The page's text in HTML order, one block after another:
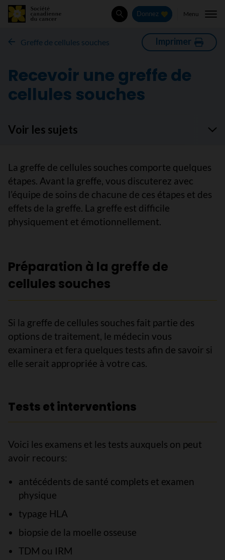
Rechercher
Donnez Menu
Greffe de cellules souches Imprimer
Recevoir une greffe de
cellules souches
Voir les sujets
La greffe de cellules souches comporte quelques
étapes. Avant la greffe, vous discuterez avec
l’équipe de soins de chacune de ces étapes et des
effets de la greffe. La greffe est difficile
physiquement et émotionnellement.
Préparation à la greffe de
cellules souches
Si la greffe de cellules souches fait partie des
options de traitement, le médecin vous
examinera et fera quelques tests afin de savoir si
elle serait appropriée à votre cas.
Tests et interventions
Voici les examens et les tests auxquels on peut
avoir recours:
antécédents de santé complets et examen
physique
typage HLA
biopsie de la moelle osseuse
TDM ou IRM